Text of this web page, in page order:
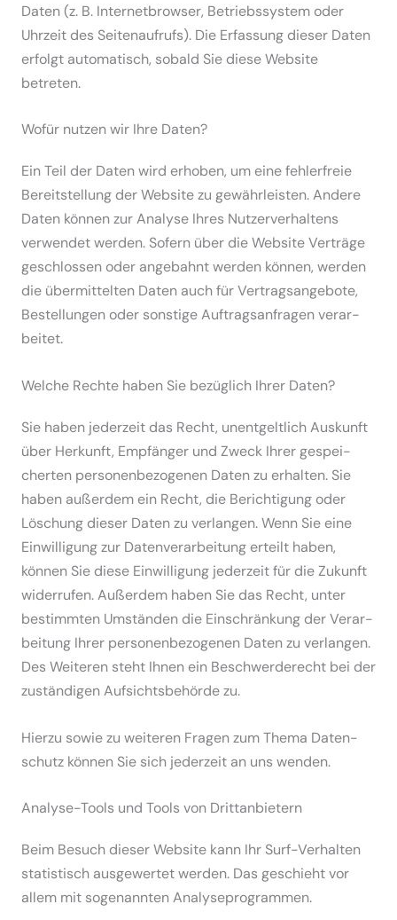
Daten (z. B. Inter­net­browser, Betriebs­system oder
Uhrzeit des Seiten­aufrufs). Die Erfassung dieser Daten
erfolgt automa­tisch, sobald Sie diese Website
betreten.
Wofür nutzen wir Ihre Daten?
Ein Teil der Daten wird erhoben, um eine fehler­freie
Bereit­stellung der Website zu gewähr­leisten. Andere
Daten können zur Analyse Ihres Nutzer­ver­haltens
verwendet werden. Sofern über die Website Verträge
geschlossen oder angebahnt werden können, werden
die übermit­telten Daten auch für Vertrags­an­gebote,
Bestel­lungen oder sonstige Auftrags­an­fragen verar­
beitet.
Welche Rechte haben Sie bezüglich Ihrer Daten?
Sie haben jederzeit das Recht, unent­geltlich Auskunft
über Herkunft, Empfänger und Zweck Ihrer gespei­
cherten perso­nen­be­zo­genen Daten zu erhalten. Sie
haben außerdem ein Recht, die Berich­tigung oder
Löschung dieser Daten zu verlangen. Wenn Sie eine
Einwil­ligung zur Daten­ver­ar­beitung erteilt haben,
können Sie diese Einwil­ligung jederzeit für die Zukunft
wider­rufen. Außerdem haben Sie das Recht, unter
bestimmten Umständen die Einschränkung der Verar­
beitung Ihrer perso­nen­be­zo­genen Daten zu verlangen.
Des Weiteren steht Ihnen ein Beschwer­de­recht bei der
zustän­digen Aufsichts­be­hörde zu.
Hierzu sowie zu weiteren Fragen zum Thema Daten­
schutz können Sie sich jederzeit an uns wenden.
Analyse-Tools und Tools von Dritt­anbietern
Beim Besuch dieser Website kann Ihr Surf-Verhalten
statis­tisch ausge­wertet werden. Das geschieht vor
allem mit sogenannten Analy­se­pro­grammen.